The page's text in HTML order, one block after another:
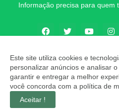
Informação precisa para quem
Copyright ©2026
INÍCIO SOBRE CONTATO
EDITORIAL
Este site utiliza cookies e
personalizar anúncios e analisar
garantir e entregar a melhor
você concorda com a política de
Aceitar !